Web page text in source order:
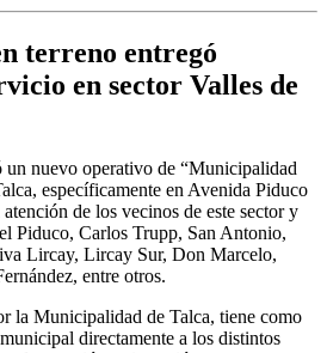
terreno entregó
en sector Valles de
un nuevo operativo de “Municipalidad
específicamente en Avenida Piduco
de los vecinos de este sector y
Piduco, Carlos Trupp, San Antonio,
Lircay, Lircay Sur, Don Marcelo,
entre otros.
la Municipalidad de Talca, tiene como
directamente a los distintos